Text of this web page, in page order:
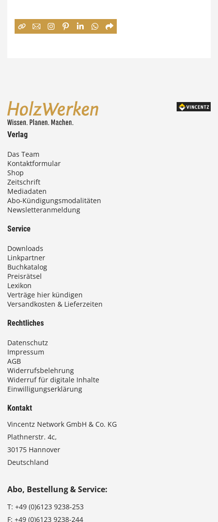
e
0
€
Verlag
Das Team
Kontaktformular
Shop
Zeitschrift
Mediadaten
Abo-Kündigungsmodalitäten
Newsletteranmeldung
Service
Downloads
Linkpartner
Buchkatalog
Preisrätsel
Lexikon
Verträge hier kündigen
Versandkosten & Lieferzeiten
Rechtliches
Datenschutz
Impressum
AGB
Widerrufsbelehrung
Widerruf für digitale Inhalte
Einwilligungserklärung
Kontakt
Vincentz Network GmbH & Co. KG
Plathnerstr. 4c,
30175 Hannover
Deutschland
Abo, Bestellung & Service:
T: +49 (0)6123 9238-253
F: +49 (0)6123 9238-244